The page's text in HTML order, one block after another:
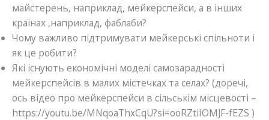
майстерень, наприклад, мейкерспейси, а в інших
країнах ,наприклад, фаблаби?
Чому важливо підтримувати мейкерські спільноти і
як це робити?
Які існують економічні моделі самозарадності
мейкерспейсів в малих містечках та селах? (доречі,
ось відео про мейкерспейси в сільськім місцевості –
https://youtu.be/MNqoaThxCqU?si=ooRZtiIOMJF-fEZS )